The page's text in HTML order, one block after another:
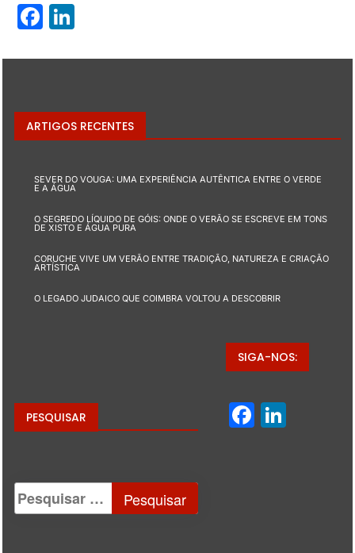
Facebook
ARTIGOS RECENTES
SEVER DO VOUGA: UMA EXPERIÊNCIA AUTÊNTICA ENTRE O VERDE
E A ÁGUA
O SEGREDO LÍQUIDO DE GÓIS: ONDE O VERÃO SE ESCREVE EM TONS
DE XISTO E ÁGUA PURA
CORUCHE VIVE UM VERÃO ENTRE TRADIÇÃO, NATUREZA E CRIAÇÃO
ARTÍSTICA
O LEGADO JUDAICO QUE COIMBRA VOLTOU A DESCOBRIR
PESQUISAR
SIGA-NOS: